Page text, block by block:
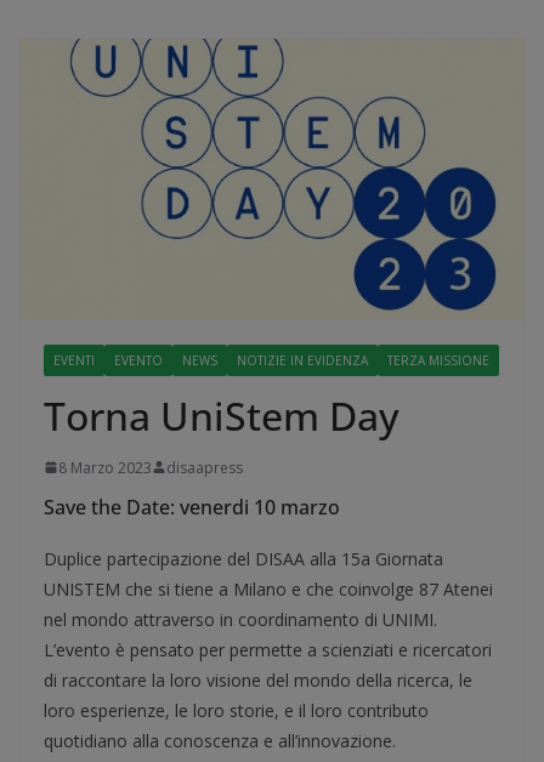
EVENTI EVENTO NEWS NOTIZIE IN EVIDENZA TERZA MISSIONE
Torna UniStem Day
8 Marzo 2023 disaapress
Save the Date: venerdi 10 marzo
Duplice partecipazione del DISAA alla 15a Giornata
UNISTEM che si tiene a Milano e che coinvolge 87 Atenei
nel mondo attraverso in coordinamento di UNIMI.
L’evento è pensato per permette a scienziati e ricercatori
di raccontare la loro visione del mondo della ricerca, le
loro esperienze, le loro storie, e il loro contributo
quotidiano alla conoscenza e all’innovazione.